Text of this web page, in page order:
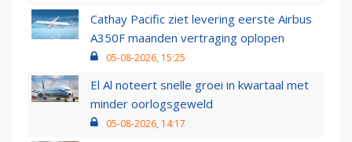
Cathay Pacific ziet levering eerste Airbus
A350F maanden vertraging oplopen
05-08-2026, 15:25
El Al noteert snelle groei in kwartaal met
minder oorlogsgeweld
05-08-2026, 14:17